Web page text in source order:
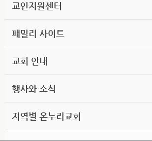
교인지원센터
패밀리 사이트
교회 안내
행사와 소식
지역별 온누리교회